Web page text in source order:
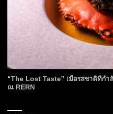
“The Lost Taste” เมื่อรสชาติที่กำ
ณ RERN